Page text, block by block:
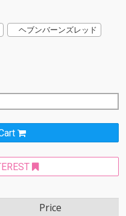
ヘブンバーンズレッド
Price